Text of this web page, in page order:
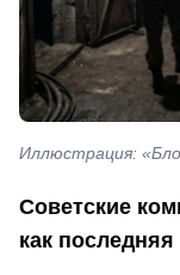
Иллюстрация:
Советские
как